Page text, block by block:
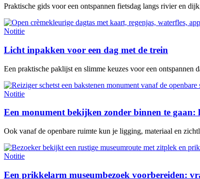
Praktische gids voor een ontspannen fietsdag langs rivier en
Notitie
Licht inpakken voor een dag met de trein
Een praktische paklijst en slimme keuzes voor een
Notitie
Een monument bekijken zonder binnen te gaan:
Ook vanaf de openbare ruimte kun je ligging, materiaal en
Notitie
Een prikkelarm museumbezoek voorbereiden: